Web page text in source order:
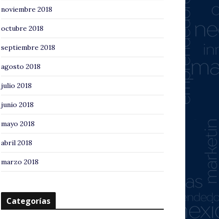
noviembre 2018
octubre 2018
septiembre 2018
agosto 2018
julio 2018
junio 2018
mayo 2018
abril 2018
marzo 2018
Categorías